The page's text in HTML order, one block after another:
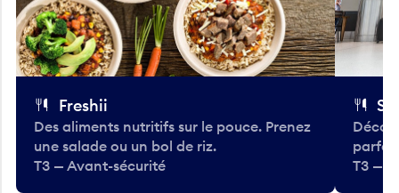
Des aliments nutritifs sur le pouce. Prenez
une salade ou un bol de riz.
T3 — Avant-sécurité
T3 —